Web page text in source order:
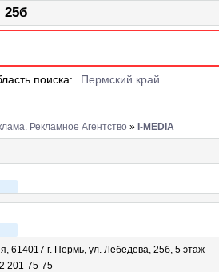
25б
поиска: Пермский край
Рекламное Агентство » I-MEDIA
614017 г. Пермь, ул. Лебедева, 25б, 5 этаж
201-75-75